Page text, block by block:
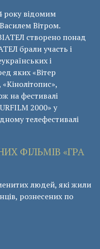
року відомим
Вітром.
створено понад
брали участь і
і
яких «Вітер
на фестивалі
2000» у
телефестивалі
ФІЛЬМІВ «ГРА
людей, які жили
рознесених по